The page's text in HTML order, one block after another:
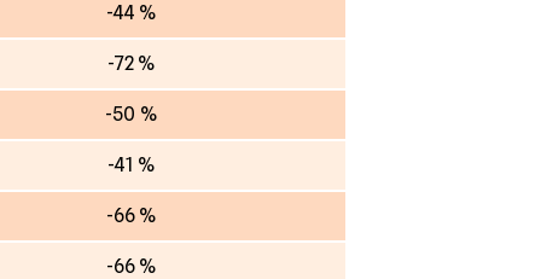
-44 %
-72 %
-50 %
-41 %
-66 %
-66 %